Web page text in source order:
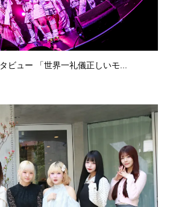
ビュー 「世界一礼儀正しいモ...